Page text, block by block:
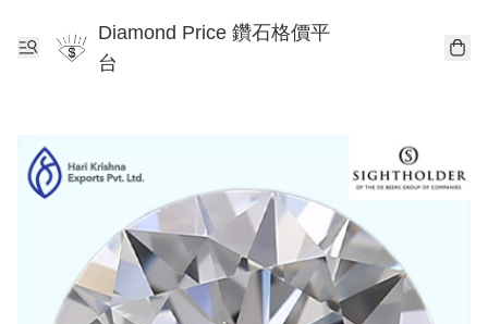
Diamond Price 鑽石格價平
台